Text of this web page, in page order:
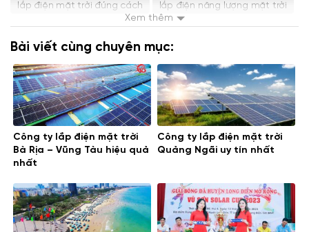
Xem thêm
lắp điện mặt trời đúng cách lắp điện năng lượng mặt trời
lắp điện nlmt lắp điện nlmt giá rẻ mẹo lắp điện nlmt
đầu tư điện mặt trời đầu tư điện mặt trời sinh lời cao
điện mặt trời điện mặt trời áp mái điện nlmt
Bài viết cùng chuyên mục:
Công ty lắp điện mặt trời
Bà Rịa – Vũng Tàu hiệu quả
nhất
Công ty lắp điện mặt trời
Quảng Ngãi uy tín nhất